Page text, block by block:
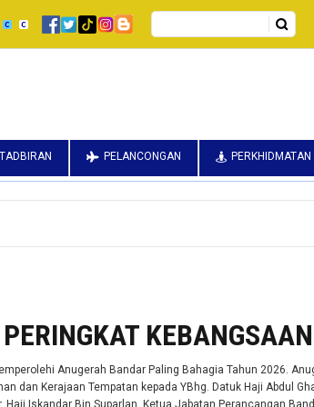
Search
PELANCONGAN PERKHIDMATAN
Anugerah Bandar Paling Bahagia Tahun 2026.
dan Kerajaan Tempatan kepada YBhg. Datuk Haji Abdul
Haji Iskandar Bin Suparlan, Ketua Jabatan Perancangan